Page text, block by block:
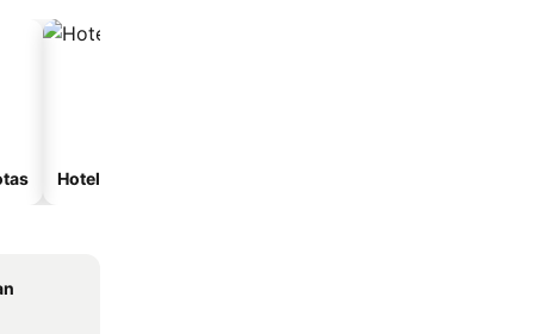
Hoteles con spa